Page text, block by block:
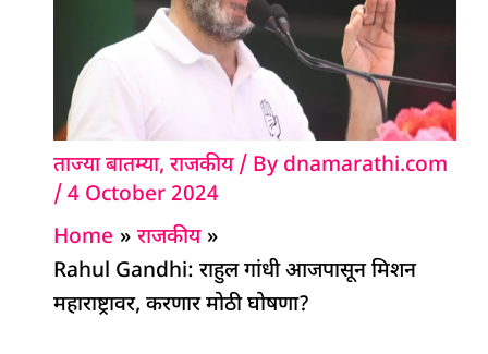
ताज्या बातम्या,राजकीय/ By dnamarathi.com
/4 October 2024
Home
राजकीय
Rahul Gandhi: राहुल गांधी आजपासून मिशन
महाराष्ट्रावर, करणार मोठी घोषणा?